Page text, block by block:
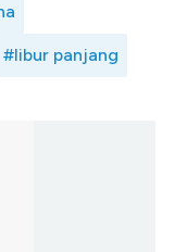
#libur panjang